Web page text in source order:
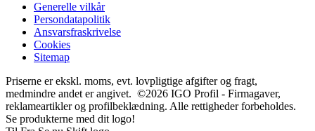
Generelle vilkår
Persondatapolitik
Ansvarsfraskrivelse
Cookies
Sitemap
Priserne er ekskl. moms, evt. lovpligtige afgifter og fragt,
medmindre andet er angivet. ©2026 IGO Profil - Firmagaver,
reklameartikler og profilbeklædning. Alle rettigheder forbeholdes.
Se produkterne med dit logo!